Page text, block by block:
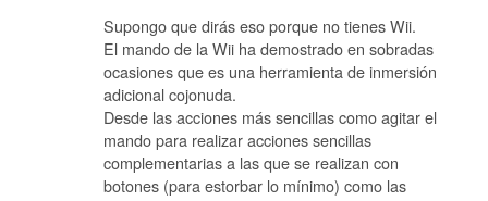
Supongo que dirás eso porque no tienes Wii.
El mando de la Wii ha demostrado en sobradas
ocasiones que es una herramienta de inmersión
adicional cojonuda.
Desde las acciones más sencillas como agitar el
mando para realizar acciones sencillas
complementarias a las que se realizan con
botones (para estorbar lo mínimo) como las